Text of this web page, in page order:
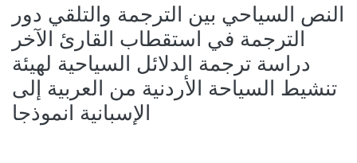
النص السياحي بين الترجمة والتلقي دور
الترجمة في استقطاب القارئ الآخر
دراسة ترجمة الدلائل السياحية لهيئة
تنشيط السياحة الأردنية من العربية إلى
الإسبانية انموذجا